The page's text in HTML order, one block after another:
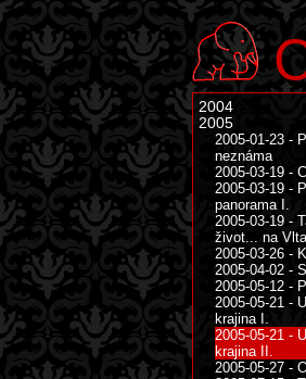
2004
2005
2005-01-23 -
neznáma
2005-03-19 -
2005-03-19 -
panorama I.
2005-03-19 -
život... na
2005-03-26 -
2005-04-02 -
2005-05-12 -
2005-05-21 -
krajina I.
2005-05-21 -
krajina II.
2005-05-27 -